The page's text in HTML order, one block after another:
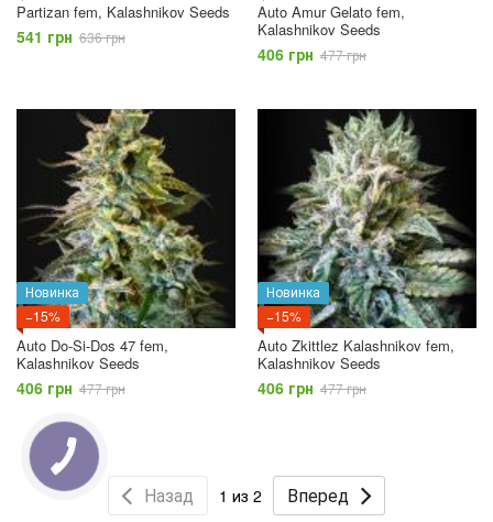
Partizan fem, Kalashnikov Seeds
541 грн 636 грн
Auto Amur Gelato fem,
Kalashnikov Seeds
406 грн 477 грн
Новинка
−15%
Auto Do-Si-Dos 47 fem,
Kalashnikov Seeds
406 грн 477 грн
Новинка
−15%
Auto Zkittlez Kalashnikov fem,
Kalashnikov Seeds
406 грн 477 грн
Назад 1 из 2 Вперед